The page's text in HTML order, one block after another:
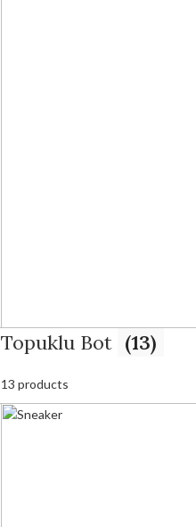
Topuklu Bot (13)
13 products